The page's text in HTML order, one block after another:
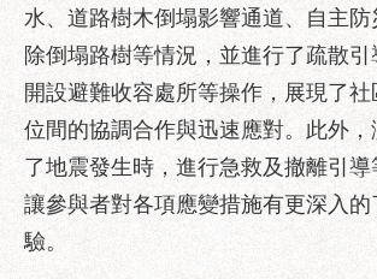
道
路
挖
掘
資
訊
聯
合
發
水、道路樹木倒塌影響通道、自主
除倒塌路樹等情況，並進行了疏散引
開設避難收容處所等操作，展現了
位間的協調合作與迅速應對。此外
了地震發生時，進行急救及撤離引導
讓參與者對各項應變措施有更深入的
驗。